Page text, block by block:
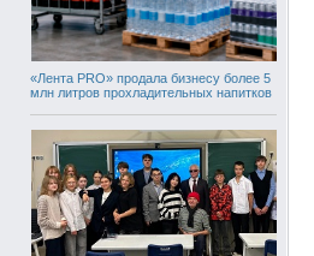
«Лента PRO» продала бизнесу более 5
млн литров прохладительных напитков